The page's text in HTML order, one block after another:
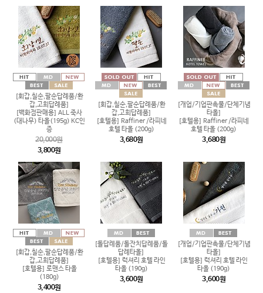
[회갑,칠순,팔순답례품/환
갑,고희답례품]
[백화점판매용] ALL 죽사
(대나무) 타올(195g) KC인
증
20,000원
3,800원
[회갑,칠순,팔순답례품/환
갑,고희답례품]
[호텔용] Raffiner /라피네
호텔 타올 (200g)
3,680원
[개업/기업판촉물/단체기념
타올]
[호텔용] Raffiner /라피네
호텔 타올 (200g)
3,680원
[회갑,칠순,팔순답례품/환
갑,고희답례품]
[호텔용] 로맨스 타올
(180g)
3,400원
[돌답례품/돌잔치답례품/돌
답례타올]
[호텔용] 럭셔리 호텔 라인
타올 (190g)
3,600원
[개업/기업판촉물/단체기념
타올]
[호텔용] 럭셔리 호텔 라인
타올 (190g)
3,600원